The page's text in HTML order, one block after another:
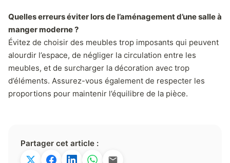
Quelles erreurs éviter lors de l’aménagement d’une salle à
manger moderne ?
Évitez de choisir des meubles trop imposants qui peuvent
alourdir l’espace, de négliger la circulation entre les
meubles, et de surcharger la décoration avec trop
d’éléments. Assurez-vous également de respecter les
proportions pour maintenir l’équilibre de la pièce.
Partager cet article :